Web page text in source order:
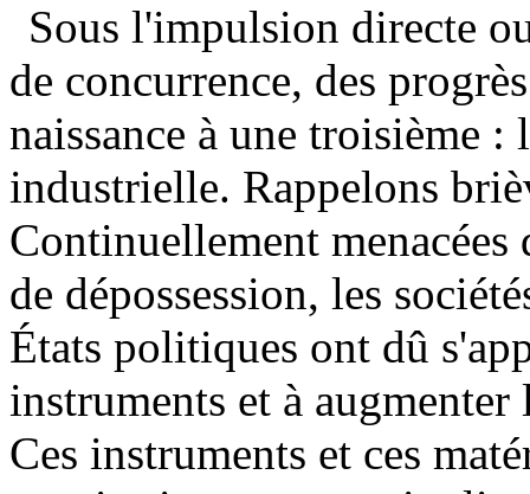
Sous l'impulsion directe
de concurrence, des
naissance à une troisième
industrielle. Rappelons
Continuellement
de dépossession, les
États politiques ont dû
instruments et à
Ces instruments et ces